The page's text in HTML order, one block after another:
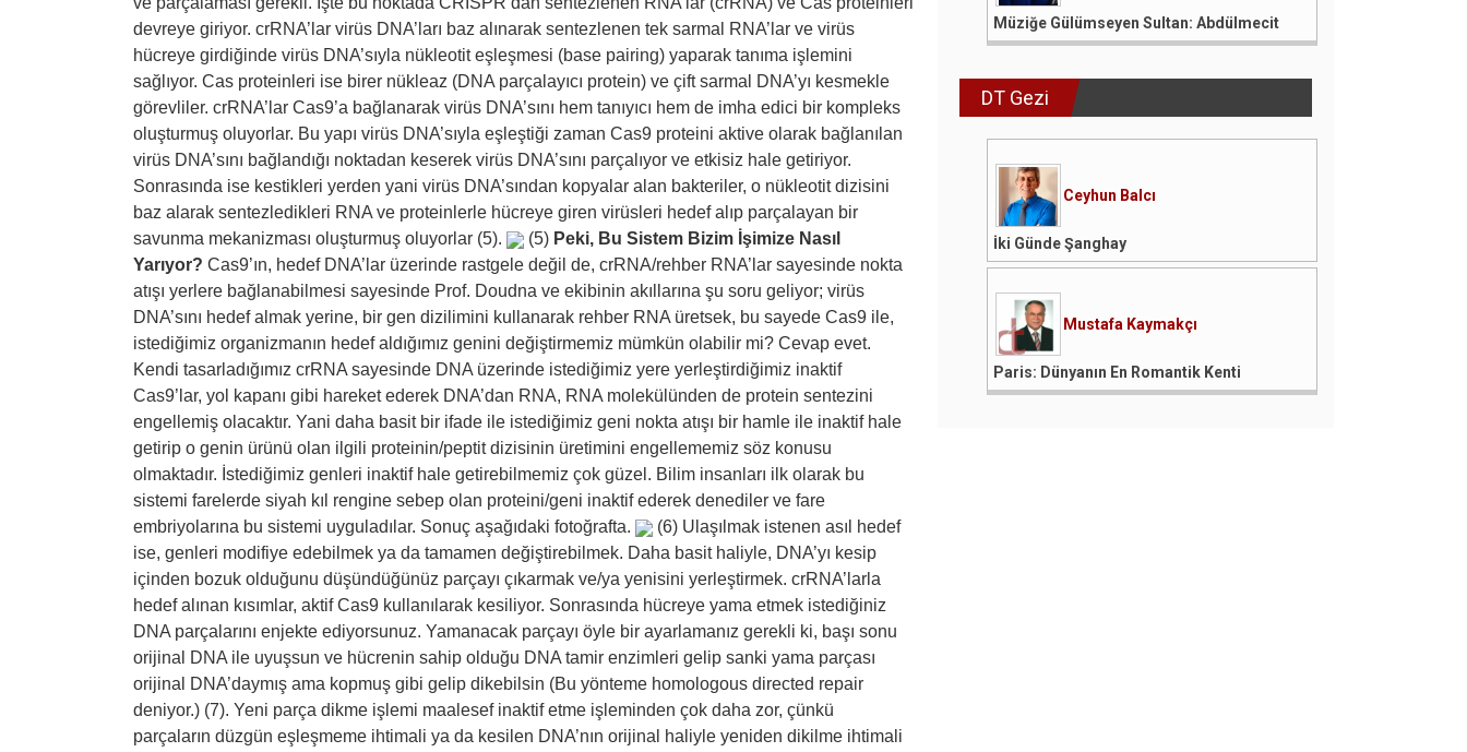
devreye giriyor. crRNA’lar virüs DNA’ları baz alınarak sentezlenen tek sarmal RNA’lar ve virüs
hücreye girdiğinde virüs DNA’sıyla nükleotit eşleşmesi (base pairing) yaparak tanıma işlemini
sağlıyor. Cas proteinleri ise birer nükleaz (DNA parçalayıcı protein) ve çift sarmal DNA’yı kesmekle
görevliler. crRNA’lar Cas9’a bağlanarak virüs DNA’sını hem tanıyıcı hem de imha edici bir kompleks
oluşturmuş oluyorlar. Bu yapı virüs DNA’sıyla eşleştiği zaman Cas9 proteini aktive olarak bağlanılan
virüs DNA’sını bağlandığı noktadan keserek virüs DNA’sını parçalıyor ve etkisiz hale getiriyor.
Sonrasında ise kestikleri yerden yani virüs DNA’sından kopyalar alan bakteriler, o nükleotit dizisini
baz alarak sentezledikleri RNA ve proteinlerle hücreye giren virüsleri hedef alıp parçalayan bir
savunma mekanizması oluşturmuş oluyorlar (5).
(5) Peki, Bu Sistem Bizim İşimize Nasıl
Yarıyor? Cas9’ın, hedef DNA’lar üzerinde rastgele değil de, crRNA/rehber RNA’lar sayesinde nokta
atışı yerlere bağlanabilmesi sayesinde Prof. Doudna ve ekibinin akıllarına şu soru geliyor; virüs
DNA’sını hedef almak yerine, bir gen dizilimini kullanarak rehber RNA üretsek, bu sayede Cas9 ile,
istediğimiz organizmanın hedef aldığımız genini değiştirmemiz mümkün olabilir mi? Cevap evet.
Kendi tasarladığımız crRNA sayesinde DNA üzerinde istediğimiz yere yerleştirdiğimiz inaktif
Cas9’lar, yol kapanı gibi hareket ederek DNA’dan RNA, RNA molekülünden de protein sentezini
engellemiş olacaktır. Yani daha basit bir ifade ile istediğimiz geni nokta atışı bir hamle ile inaktif hale
getirip o genin ürünü olan ilgili proteinin/peptit dizisinin üretimini engellememiz söz konusu
olmaktadır. İstediğimiz genleri inaktif hale getirebilmemiz çok güzel. Bilim insanları ilk olarak bu
sistemi farelerde siyah kıl rengine sebep olan proteini/geni inaktif ederek denediler ve fare
embriyolarına bu sistemi uyguladılar. Sonuç aşağıdaki fotoğrafta.
(6) Ulaşılmak istenen asıl hedef
ise, genleri modifiye edebilmek ya da tamamen değiştirebilmek. Daha basit haliyle, DNA’yı kesip
içinden bozuk olduğunu düşündüğünüz parçayı çıkarmak ve/ya yenisini yerleştirmek. crRNA’larla
hedef alınan kısımlar, aktif Cas9 kullanılarak kesiliyor. Sonrasında hücreye yama etmek istediğiniz
DNA parçalarını enjekte ediyorsunuz. Yamanacak parçayı öyle bir ayarlamanız gerekli ki, başı sonu
orijinal DNA ile uyuşsun ve hücrenin sahip olduğu DNA tamir enzimleri gelip sanki yama parçası
orijinal DNA’daymış ama kopmuş gibi gelip dikebilsin (Bu yönteme homologous directed repair
deniyor.) (7). Yeni parça dikme işlemi maalesef inaktif etme işleminden çok daha zor, çünkü
parçaların düzgün eşleşmeme ihtimali ya da kesilen DNA’nın orijinal haliyle yeniden dikilme ihtimali
Müziğe Gülümseyen Sultan: Abdülmecit
DT Gezi
Ceyhun Balcı
İki Günde Şanghay
Mustafa Kaymakçı
Paris: Dünyanın En Romantik Kenti